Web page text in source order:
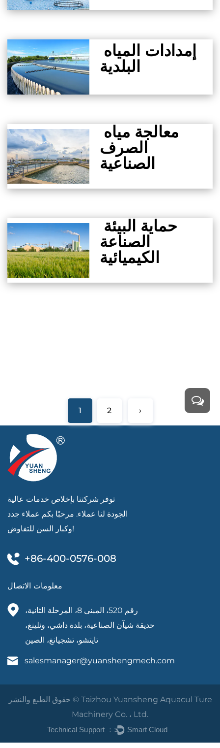
إمدادات المياه
البلدية
معالجة مياه
الصرف
الصناعية
حماية البيئة
الصناعة
الكيميائية
1 2 ›
توفر شركتنا بإخلاص خدمات عالية
الجودة لنا عملاء. مرحبًا بكم عملاء جدد
وكبار السن للتفاوض!
+86-400-0576-008
معلومات الاتصال
رقم 520، المبنى 8، المرحلة الثانية،
حديقة شيآن الصناعية، بلدة داشي، ونلينغ،
تايتشو، تشجيانغ، الصين
salesmanager@yuanshengmech.com
حقوق الطبع والنشر © Taizhou Yuansheng Aquacul Ture
Machinery Co. ، Ltd.
Technical Support ： Smart Cloud